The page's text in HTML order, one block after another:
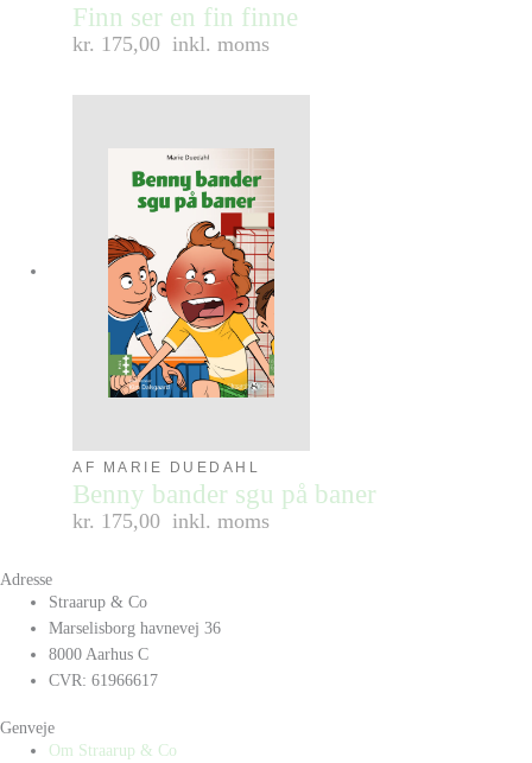
Finn ser en fin finne
kr. 175,00 inkl. moms
AF MARIE DUEDAHL
Benny bander sgu på baner
kr. 175,00 inkl. moms
Adresse
Straarup & Co
Marselisborg havnevej 36
8000 Aarhus C
CVR: 61966617
Genveje
Om Straarup & Co